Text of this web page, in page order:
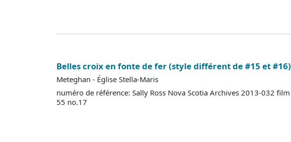
Belles croix en fonte de fer (style différent de #15 et #16)
Meteghan - Église Stella-Maris
numéro de référence: Sally Ross Nova Scotia Archives 2013-032 film
55 no.17